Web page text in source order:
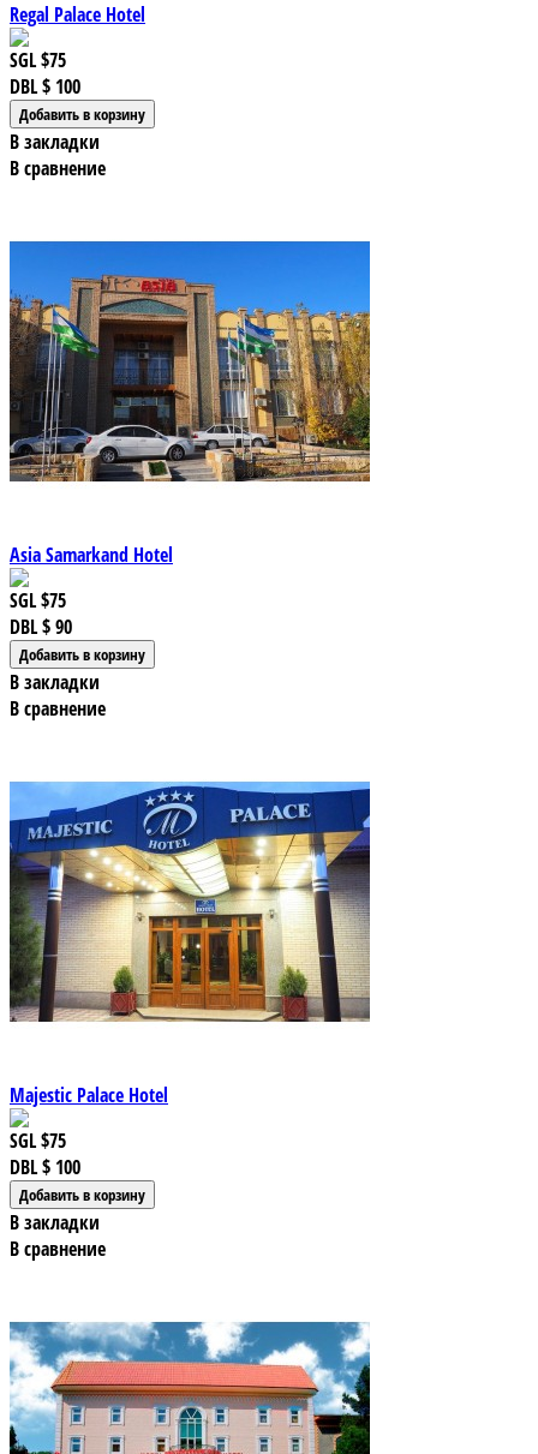
Regal Palace Hotel
SGL$75
DBL$ 100
В закладки
В сравнение
Asia Samarkand Hotel
SGL$75
DBL$ 90
В закладки
В сравнение
Majestic Palace Hotel
SGL$75
DBL$ 100
В закладки
В сравнение